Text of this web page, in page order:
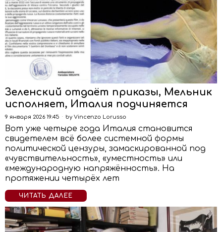
Зеленский отдаёт приказы, Мельник
исполняет, Италия подчиняется
9 января 2026 19:45 by Vincenzo Lorusso
Вот уже четыре года Италия становится
свидетелем всё более системной формы
политической цензуры, замаскированной под
«чувствительность», «уместность» или
«международную напряжённость». На
протяжении четырёх лет
ЧИТАТЬ ДАЛЕЕ